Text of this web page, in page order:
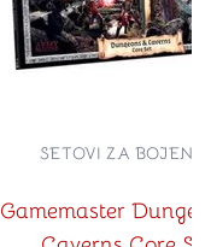
Gamemaster
SETOVI ZA